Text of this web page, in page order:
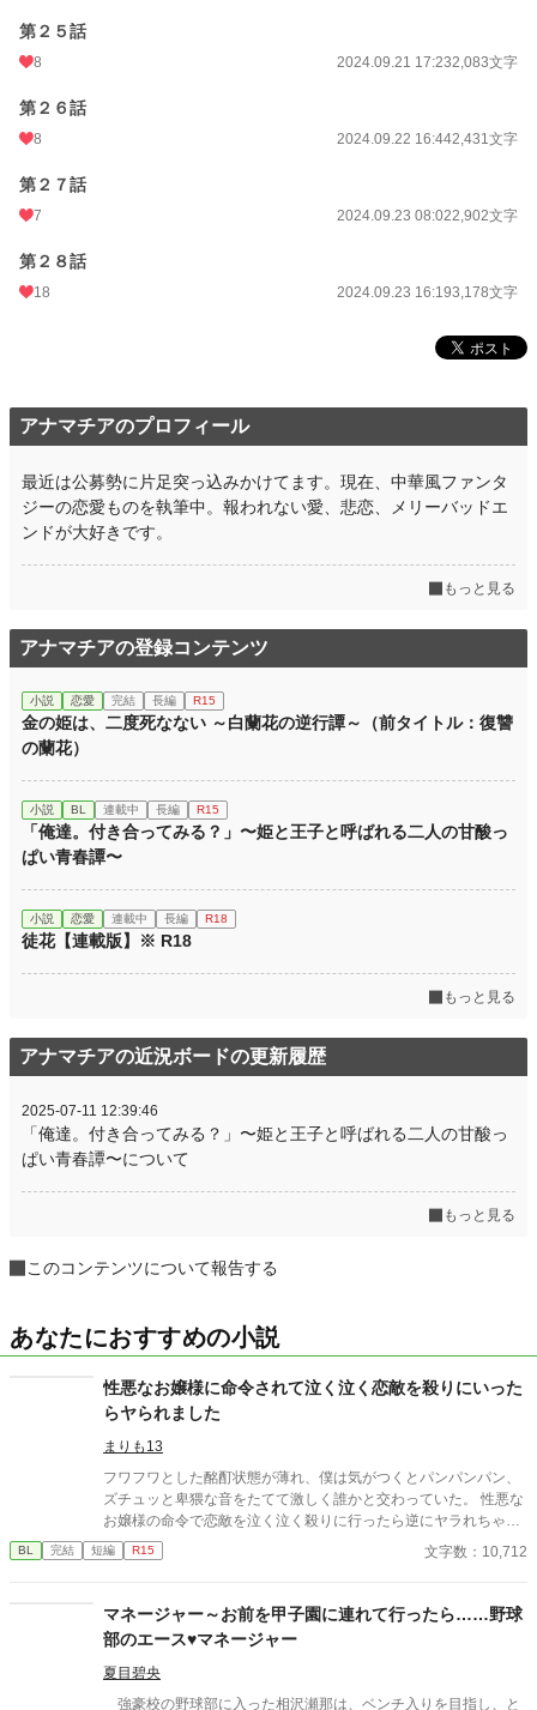
第２５話
8 2024.09.21 17:232,083文字
第２６話
8 2024.09.22 16:442,431文字
第２７話
7 2024.09.23 08:022,902文字
第２８話
18 2024.09.23 16:193,178文字
アナマチアのプロフィール
最近は公募勢に片足突っ込みかけてます。現在、中華風ファンタ
ジーの恋愛ものを執筆中。報われない愛、悲恋、メリーバッドエ
ンドが大好きです。
もっと見る
アナマチアの登録コンテンツ
小説 恋愛 完結 長編 R15
金の姫は、二度死なない ～白蘭花の逆行譚～（前タイトル：復讐
の蘭花）
小説 BL 連載中 長編 R15
「俺達。付き合ってみる？」〜姫と王子と呼ばれる二人の甘酸っ
ぱい青春譚〜
小説 恋愛 連載中 長編 R18
徒花【連載版】※ R18
もっと見る
アナマチアの近況ボードの更新履歴
2025-07-11 12:39:46
「俺達。付き合ってみる？」〜姫と王子と呼ばれる二人の甘酸っ
ぱい青春譚〜について
もっと見る
このコンテンツについて報告する
あなたにおすすめの小説
性悪なお嬢様に命令されて泣く泣く恋敵を殺りにいった
らヤられました
まりも13
フワフワとした酩酊状態が薄れ、僕は気がつくとパンパンパン、
ズチュッと卑猥な音をたてて激しく誰かと交わっていた。 性悪な
お嬢様の命令で恋敵を泣く泣く殺りに行ったら逆にヤラれちゃっ
た、ちょっとアホな子の話です。 （ムーンライトノベルにも掲載
しています）
BL 完結 短編 R15 文字数：10,712
マネージャー～お前を甲子園に連れて行ったら……野球
部のエース♥マネージャー
夏目碧央
強豪校の野球部に入った相沢瀬那は、ベンチ入りを目指し、と